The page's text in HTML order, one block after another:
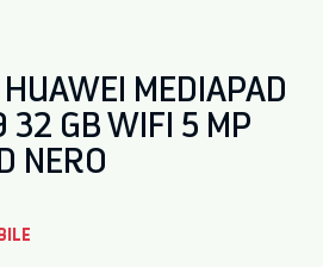
MEDIAPAD
32 GB WIFI 5 MP
NERO